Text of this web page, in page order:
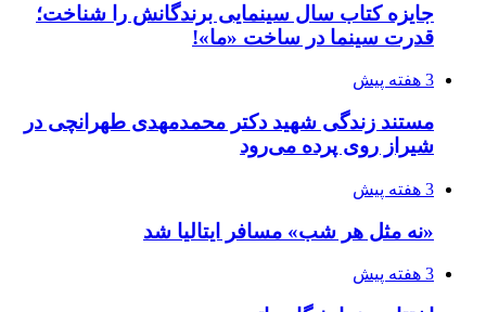
جایزه کتاب سال سینمایی برندگانش را شناخت؛
قدرت سینما در ساخت «ما»!
3 هفته پیش
مستند زندگی شهید دکتر محمدمهدی طهرانچی در
شیراز روی پرده می‌رود
3 هفته پیش
«نه مثل هر شب» مسافر ایتالیا شد
3 هفته پیش